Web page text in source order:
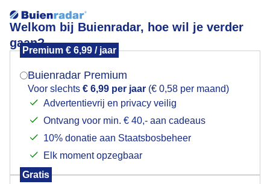
Welkom bij Buienradar, hoe wil je verder
gaan?
Premium € 6,99 / jaar
Buienradar Premium
Voor slechts € 6,99 per jaar (€ 0,58 per maand)
Advertentievrij en privacy veilig
Ontvang voor min. € 40,- aan cadeaus
10% donatie aan Staatsbosbeheer
Elk moment opzegbaar
Gratis
Kaiserwetter Zillertal Tirol
Mogen we je locatie gebruiken voor het
Indien je hier nog geen akkoord op hebt gegeven,
verschijnt er zo een pop-up uit je browser waarin
Is goed, toon de popup